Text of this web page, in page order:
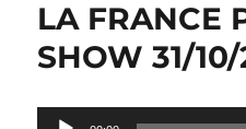
LA FRANCE
SHOW 31/
Lecteur